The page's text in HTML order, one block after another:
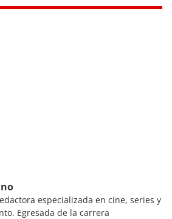
especializada en cine, series y
Egresada de la carrera